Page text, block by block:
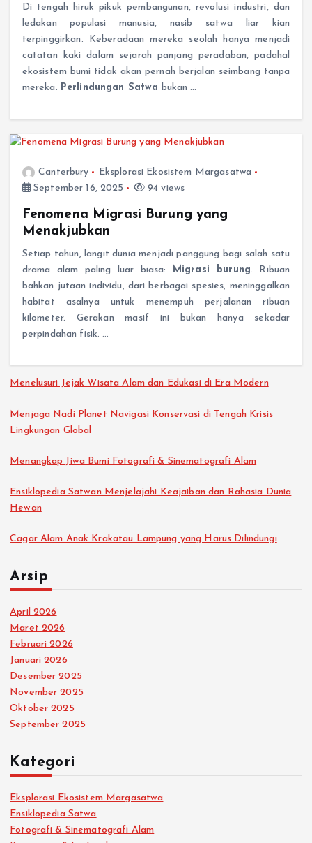
Di tengah hiruk pikuk pembangunan, revolusi industri, dan
ledakan populasi manusia, nasib satwa liar kian
terpinggirkan. Keberadaan mereka seolah hanya menjadi
catatan kaki dalam sejarah panjang peradaban, padahal
ekosistem bumi tidak akan pernah berjalan seimbang tanpa
mereka. Perlindungan Satwa bukan …
Canterbury
Eksplorasi Ekosistem Margasatwa
September 16, 2025
94 views
Fenomena Migrasi Burung yang
Menakjubkan
Setiap tahun, langit dunia menjadi panggung bagi salah satu
drama alam paling luar biasa:
Migrasi burung. Ribuan
bahkan jutaan individu, dari berbagai spesies, meninggalkan
habitat asalnya untuk menempuh perjalanan ribuan
kilometer. Gerakan masif ini bukan hanya sekadar
perpindahan fisik. …
Menelusuri Jejak Wisata Alam dan Edukasi di Era Modern
Menjaga Nadi Planet Navigasi Konservasi di Tengah Krisis
Lingkungan Global
Menangkap Jiwa Bumi Fotografi & Sinematografi Alam
Ensiklopedia Satwan Menjelajahi Keajaiban dan Rahasia Dunia
Hewan
Cagar Alam Anak Krakatau Lampung yang Harus Dilindungi
Arsip
April 2026
Maret 2026
Februari 2026
Januari 2026
Desember 2025
November 2025
Oktober 2025
September 2025
Kategori
Eksplorasi Ekosistem Margasatwa
Ensiklopedia Satwa
Fotografi & Sinematografi Alam